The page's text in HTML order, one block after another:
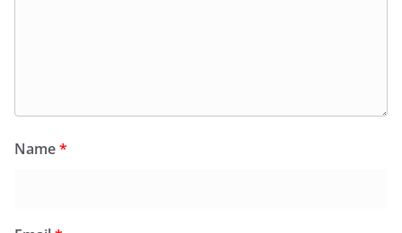
Name*